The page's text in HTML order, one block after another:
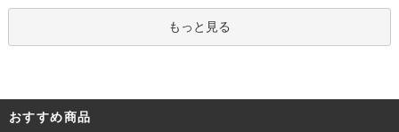
もっと見る
おすすめ商品